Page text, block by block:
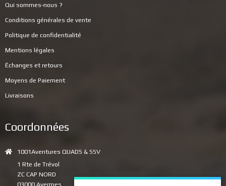
Qui sommes-nous ?
Conditions générales de vente
Politique de confidentialité
Mentions légales
Échanges et retours
Moyens de Paiement
Livraisons
Coordonnées
1001Aventures QUADS & SSV
1 Rte de Trévol
ZC CAP NORD
03000 Avermes